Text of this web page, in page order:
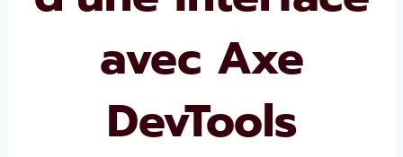
avec Axe
DevTools